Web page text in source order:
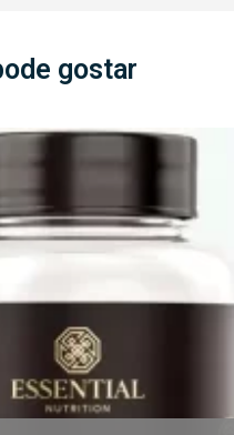
gostar